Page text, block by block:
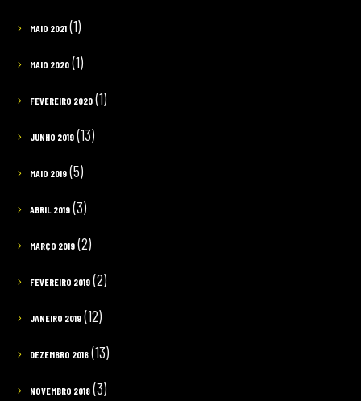
MAIO 2021(1)
MAIO 2020(1)
FEVEREIRO 2020(1)
JUNHO 2019(13)
MAIO 2019(5)
ABRIL 2019(3)
MARÇO 2019(2)
FEVEREIRO 2019(2)
JANEIRO 2019(12)
DEZEMBRO 2018(13)
NOVEMBRO 2018(3)